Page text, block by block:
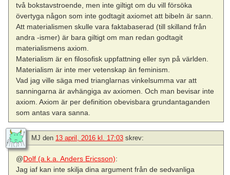
två bokstavstroende, men inte giltigt om du vill försöka
övertyga någon som inte godtagit axiomet att bibeln är sann.
Att materialismen skulle vara faktabaserad (till skilland från
andra -ismer) är bara giltigt om man redan godtagit
materialismens axiom.
Materialism är en filosofisk uppfattning eller syn på världen.
Materialism är inte mer vetenskap än feminism.
Vad jag ville säga med trianglarnas vinkelsumma var att
sanningarna är avhängiga av axiomen. Och man bevisar inte
axiom. Axiom är per definition obevisbara grundantaganden
som antas vara sanna.
MJ den 13 april, 2016 kl. 17:03 skrev:
@Dolf (a.k.a. Anders Ericsson):
Jag iaf kan inte skilja dina argument från de sedvanliga